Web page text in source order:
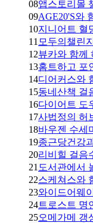
08앱스토리몰
09AGE20'S와
10지니어트 혈
11 모두의챌린
12뷰카와 함께
13홈트하고 포
14디어커스와
15동네산책 걸
16다이어트 도
17사법정의 허
18바우젠 수세
19종근당건강
20리비힐 걸음
21 도서관에서
22스케쳐스와
23와이드어웨
24트로스트 명
25오메가메 갱